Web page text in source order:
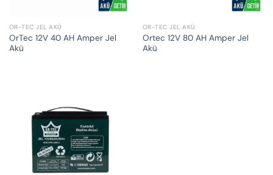
OR-TEC JEL AKÜ
OrTec 12V 40 AH Amper Jel
Akü
OR-TEC JEL AKÜ
Ortec 12V 80 AH Amper Jel
Akü